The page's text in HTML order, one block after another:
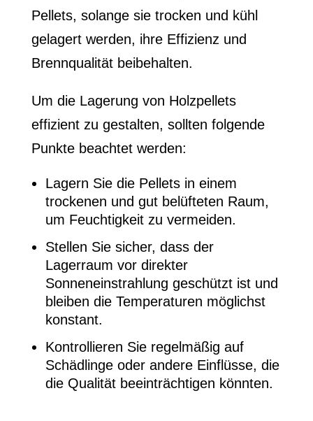
Pellets, solange sie trocken und kühl
gelagert werden, ihre Effizienz und
Brennqualität beibehalten.
Um die Lagerung von Holzpellets
effizient zu gestalten, sollten folgende
Punkte beachtet werden:
Lagern Sie die Pellets in einem
trockenen und gut belüfteten Raum,
um Feuchtigkeit zu vermeiden.
Stellen Sie sicher, dass der
Lagerraum vor direkter
Sonneneinstrahlung geschützt ist und
bleiben die Temperaturen möglichst
konstant.
Kontrollieren Sie regelmäßig auf
Schädlinge oder andere Einflüsse, die
die Qualität beeinträchtigen könnten.